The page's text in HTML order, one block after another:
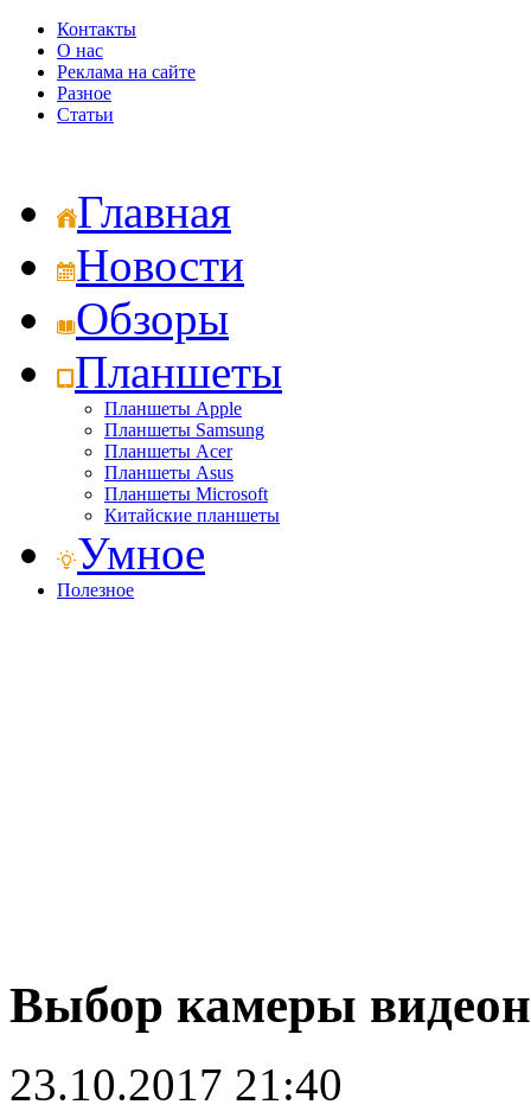
Контакты
О нас
Реклама на сайте
Разное
Статьи
Главная
Новости
Обзоры
Планшеты
Планшеты Apple
Планшеты Samsung
Планшеты Acer
Планшеты Asus
Планшеты Microsoft
Китайские планшеты
Умное
Полезное
Выбор камеры
23.10.2017 21:40